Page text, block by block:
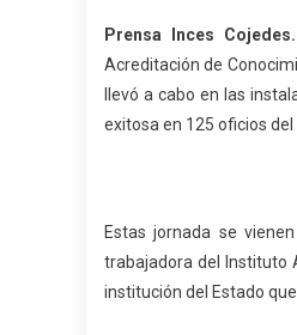
Prensa Inces
Acreditación de
llevó a cabo en las
exitosa en 125 oficios
Estas jornada se
trabajadora del Instituto
institución del Estado